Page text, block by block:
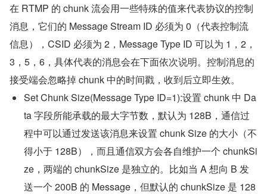
在 RTMP 的 chunk 流会用一些特殊的值来代表协议的控制
消息，它们的 Message Stream ID 必须为 0（代表控制流
信息），CSID 必须为 2，Message Type ID 可以为 1，2，
3，5，6，具体代表的消息会在下面依次说明。控制消息的
接受端会忽略掉 chunk 中的时间戳，收到后立即生效。
Set Chunk Size(Message Type ID=1):设置 chunk 中 Da
ta 字段所能承载的最大字节数，默认为 128B，通信过
程中可以通过发送该消息来设置 chunk Size 的大小（不
得小于 128B），而且通信双方会各自维护一个 chunkSi
ze，两端的 chunkSize 是独立的。比如当 A 想向 B 发
送一个 200B 的 Message，但默认的 chunkSize 是 128